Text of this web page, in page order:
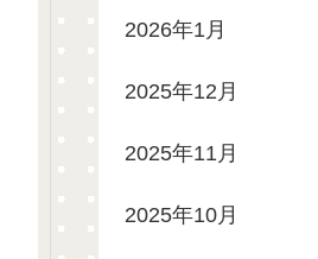
2026年1月
2025年12月
2025年11月
2025年10月